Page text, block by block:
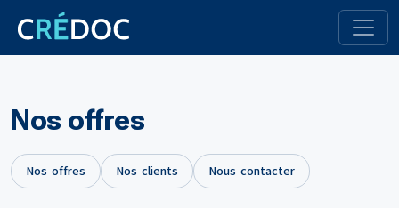
Nos offres
Nos offres Nos clients Nous contacter